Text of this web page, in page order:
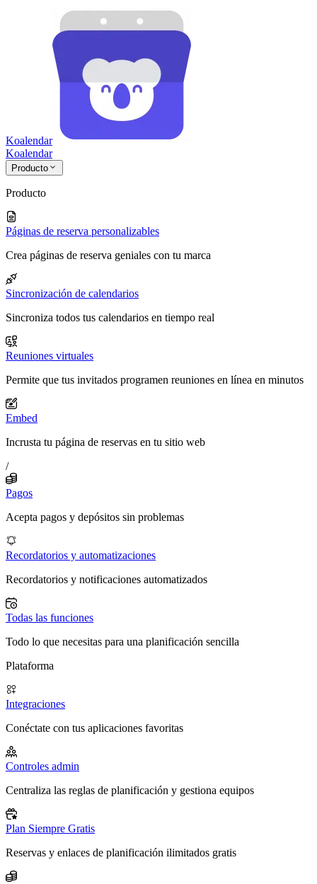
Koalendar
Koalendar
Producto
Producto
Páginas de reserva personalizables
Crea páginas de reserva geniales con tu marca
Sincronización de calendarios
Sincroniza todos tus calendarios en tiempo real
Reuniones virtuales
Permite que tus invitados programen reuniones en línea en minutos
Embed
Incrusta tu página de reservas en tu sitio web
/
Pagos
Acepta pagos y depósitos sin problemas
Recordatorios y automatizaciones
Recordatorios y notificaciones automatizados
Todas las funciones
Todo lo que necesitas para una planificación sencilla
Plataforma
Integraciones
Conéctate con tus aplicaciones favoritas
Controles admin
Centraliza las reglas de planificación y gestiona equipos
Plan Siempre Gratis
Reservas y enlaces de planificación ilimitados gratis